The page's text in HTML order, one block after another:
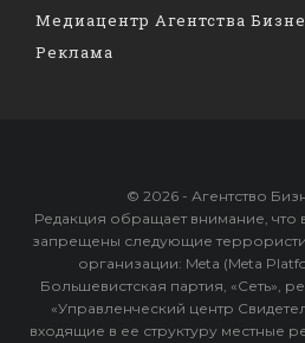
Медиацентр Агентства
Реклама
© 2026 - Агентство
Редакция обращает внимание,
запрещены следующие
организации: Meta (Meta
Большевистская партия, «Сеть»,
«Управленческий центр
входящие в ее структуру местные